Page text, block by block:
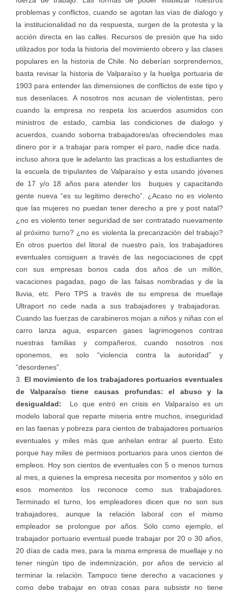
problemas y conflictos, cuando se agotan las vías de dialogo y
la institucionalidad no da respuesta, surgen de la protesta y la
acción directa en las calles. Recursos de presión que ha sido
utilizados por toda la historia del movimiento obrero y las clases
populares en la historia de Chile. No deberían sorprendernos,
basta revisar la historia de Valparaíso y la huelga portuaria de
1903 para entender las dimensiones de conflictos de este tipo y
sus desenlaces. A nosotros nos acusan de violentistas, pero
cuando la empresa no respeta los acuerdos asumidos con
ministros de estado, cambia las condiciones de dialogo y
acuerdos, cuando soborna trabajadores/as ofreciendoles mas
dinero por ir a trabajar para romper el paro, nadie dice nada.
incluso ahora que le adelanto las practicas a los estudiantes de
la escuela de tripulantes de Valparaíso y esta usando jóvenes
de 17 y/o 18 años para atender los buques y capacitando
gente nueva “es su legitimo derecho”. ¿Acaso no es violento
que las mujeres no puedan tener derecho a pre y post natal?
¿no es violento tener seguridad de ser contratado nuevamente
al próximo turno? ¿no es violenta la precarización del trabajo?
En otros puertos del litoral de nuestro país, los trabajadores
eventuales consiguen a través de las negociaciones de cppt
con sus empresas bonos cada dos años de un millón,
vacaciones pagadas, pago de las falsas nombradas y de la
lluvia, etc. Pero TPS a través de su empresa de muellaje
Ultraport no cede nada a sus trabajadores y trabajadoras.
Cuando las fuerzas de carabineros mojan a niños y niñas con el
carro lanza agua, esparcen gases lagrimogenos contras
nuestras familias y compañeros, cuando nosotros nos
oponemos, es solo “violencia contra la autoridad” y
“desordenes”.
El movimiento de los trabajadores portuarios eventuales
de Valparaíso tiene causas profundas: el abuso y la
desigualdad:
Lo que entró en crisis en Valparaíso es un
modelo laboral que reparte miseria entre muchos, inseguridad
en las faenas y pobreza para cientos de trabajadores portuarios
eventuales y miles más que anhelan entrar al puerto. Esto
porque hay miles de permisos portuarios para unos cientos de
empleos. Hoy son cientos de eventuales con 5 o menos turnos
al mes, a quienes la empresa necesita por momentos y sólo en
esos momentos los reconoce como sus trabajadores.
Terminado el turno, los empleadores dicen que no son sus
trabajadores, aunque la relación laboral con el mismo
empleador se prolongue por años. Sólo como ejemplo, el
trabajador portuario eventual puede trabajar por 20 o 30 años,
20 días de cada mes, para la misma empresa de muellaje y no
tener ningún tipo de indemnización, por años de servicio al
terminar la relación. Tampoco tiene derecho a vacaciones y
como debe trabajar en otras cosas para subsistir no tiene